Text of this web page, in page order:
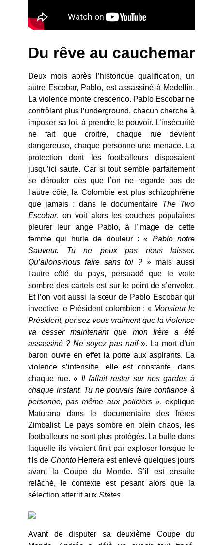
Du rêve au cauchemar
Deux mois après l’historique qualification, un
autre Escobar, Pablo, est assassiné à Medellín.
La violence monte crescendo. Pablo Escobar ne
contrôlant plus l’underground, chacun cherche à
imposer sa loi, à prendre le pouvoir. L’insécurité
ne fait que croitre, chaque rue devient
dangereuse, chaque personne une menace. La
protection dont les footballeurs disposaient
jusqu’ici saute. Car si tout semble parfaitement
se dérouler dès que l’on ne regarde pas de
l’autre côté, la Colombie est plus schizophrène
que jamais : dans le documentaire The Two
Escobar, on voit alors les couches populaires
pleurer leur ange Pablo, à l’image de cette
femme qui hurle de douleur : « Pablo notre
Sauveur. Tu ne peux pas nous laisser.
Qu’allons-nous faire sans toi ?» mais aussi
l’autre côté du pays, persuadé que le voile
sombre des cartels est sur le point de s’envoler.
Et l’on voit aussi la sœur de Pablo Escobar qui
invective le Président colombien : «Monsieur le
Président, pensez-vous vraiment que la violence
va cesser maintenant que mon frère a été
assassiné ? Ne soyez pas naïf». La mort d’un
baron ouvre en effet la porte aux aspirants. La
violence s’intensifie, elle est constante, dans
chaque rue. « Il fallait rester sur nos gardes à
chaque instant. Tu ne pouvais faire confiance à
personne, pas même aux policiers», explique
Maturana dans le documentaire des frères
Zimbalist. Le pays sombre en plein chaos, les
footballeurs ne sont plus protégés. La bulle dans
laquelle ils vivaient finit par exploser lorsque le
fils de ChontoHerrera est enlevé quelques jours
avant la Coupe du Monde. S’il est ensuite
relâché, le contexte est pesant alors que la
sélection atterrit aux States.
Avant de disputer sa deuxième Coupe du